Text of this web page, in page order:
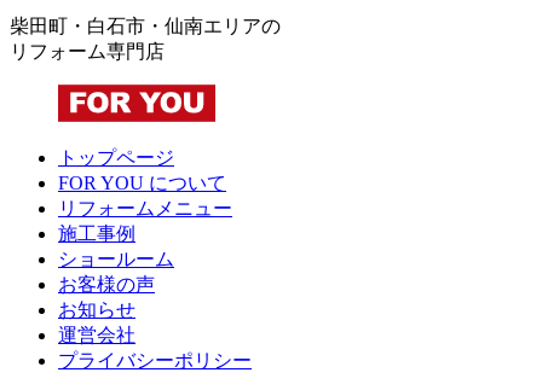
柴田町・白石市・仙南エリアの
リフォーム専門店
トップページ
FOR YOU について
リフォームメニュー
施工事例
ショールーム
お客様の声
お知らせ
運営会社
プライバシーポリシー